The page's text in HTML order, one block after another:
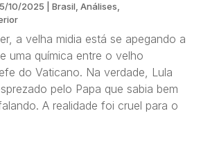
10/2025 Brasil, Análises,
a velha midia está se apegando a
uma química entre o velho
do Vaticano. Na verdade, Lula
pelo Papa que sabia bem
A realidade foi cruel para o